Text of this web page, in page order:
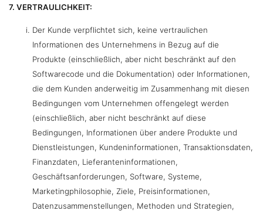
7. VERTRAULICHKEIT:
Der Kunde verpflichtet sich, keine vertraulichen
Informationen des Unternehmens in Bezug auf die
Produkte (einschließlich, aber nicht beschränkt auf den
Softwarecode und die Dokumentation) oder Informationen,
die dem Kunden anderweitig im Zusammenhang mit diesen
Bedingungen vom Unternehmen offengelegt werden
(einschließlich, aber nicht beschränkt auf diese
Bedingungen, Informationen über andere Produkte und
Dienstleistungen, Kundeninformationen, Transaktionsdaten,
Finanzdaten, Lieferanteninformationen,
Geschäftsanforderungen, Software, Systeme,
Marketingphilosophie, Ziele, Preisinformationen,
Datenzusammenstellungen, Methoden und Strategien,